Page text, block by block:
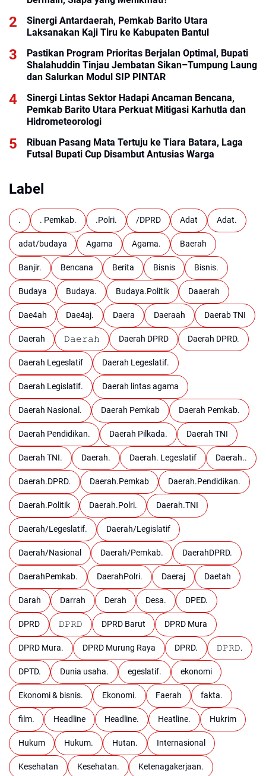
Sinergi Antardaerah, Pemkab Barito Utara
Laksanakan Kaji Tiru ke Kabupaten Bantul
Pastikan Program Prioritas Berjalan Optimal, Bupati
Shalahuddin Tinjau Jembatan Sikan–Tumpung Laung
dan Salurkan Modul SIP PINTAR
Sinergi Lintas Sektor Hadapi Ancaman Bencana,
Pemkab Barito Utara Perkuat Mitigasi Karhutla dan
Hidrometeorologi
Ribuan Pasang Mata Tertuju ke Tiara Batara, Laga
Futsal Bupati Cup Disambut Antusias Warga
Label
. . Pemkab. .Polri. /DPRD Adat Adat.
adat/budaya Agama Agama. Baerah
Banjir. Bencana Berita Bisnis Bisnis.
Budaya Budaya. Budaya.Politik Daaerah
Dae4ah Dae4aj. Daera Daeraah Daerab TNI
Daerah 𝙳𝚊𝚎𝚛𝚊𝚑 Daerah DPRD Daerah DPRD.
Daerah Legeslatif Daerah Legeslatif.
Daerah Legislatif. Daerah lintas agama
Daerah Nasional. Daerah Pemkab Daerah Pemkab.
Daerah Pendidikan. Daerah Pilkada. Daerah TNI
Daerah TNI. Daerah. Daerah. Legeslatif Daerah..
Daerah.DPRD. Daerah.Pemkab Daerah.Pendidikan.
Daerah.Politik Daerah.Polri. Daerah.TNI
Daerah/Legeslatif. Daerah/Legislatif
Daerah/Nasional Daerah/Pemkab. DaerahDPRD.
DaerahPemkab. DaerahPolri. Daeraj Daetah
Darah Darrah Derah Desa. DPED.
DPRD 𝙳𝙿𝚁𝙳 DPRD Barut DPRD Mura
DPRD Mura. DPRD Murung Raya DPRD. 𝙳𝙿𝚁𝙳.
DPTD. Dunia usaha. egeslatif. ekonomi
Ekonomi & bisnis. Ekonomi. Faerah fakta.
film. Headline Headline. Heatline. Hukrim
Hukum Hukum. Hutan. Internasional
Kesehatan Kesehatan. Ketenagakerjaan.